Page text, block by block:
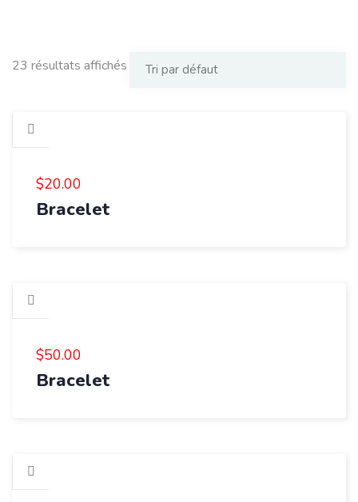
23 résultats affichés
$20.00
Bracelet
$50.00
Bracelet